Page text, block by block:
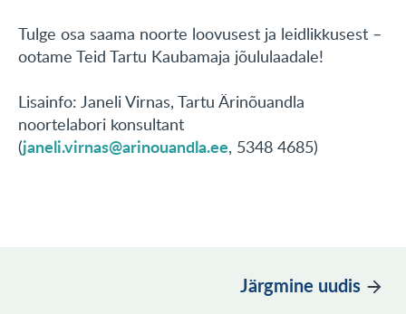
Tulge osa saama noorte loovusest ja leidlikkusest –
ootame Teid Tartu Kaubamaja jõululaadale!
Lisainfo: Janeli Virnas, Tartu Ärinõuandla
noortelabori konsultant
(janeli.virnas@arinouandla.ee, 5348 4685)
Järgmine uudis